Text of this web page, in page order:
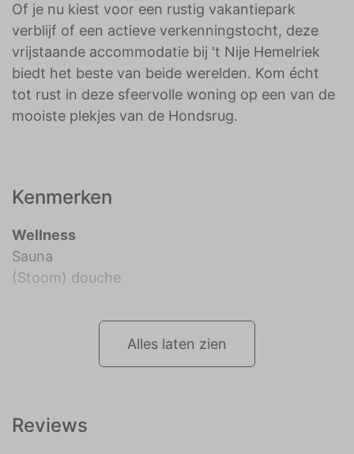
Of je nu kiest voor een rustig vakantiepark
verblijf of een actieve verkenningstocht, deze
vrijstaande accommodatie bij 't Nije Hemelriek
biedt het beste van beide werelden. Kom écht
tot rust in deze sfeervolle woning op een van de
mooiste plekjes van de Hondsrug.
Kenmerken
Wellness
Sauna
(Stoom) douche
Alles laten zien
Reviews